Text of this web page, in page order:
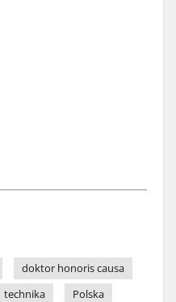
doktor honoris causa
technika Polska